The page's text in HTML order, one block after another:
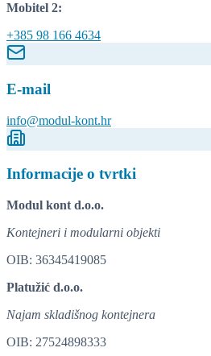
Mobitel 2:
+385 98 166 4634
E-mail
info@modul-kont.hr
Informacije o tvrtki
Modul kont d.o.o.
Kontejneri i modularni objekti
OIB: 36345419085
Platužić d.o.o.
Najam skladišnog kontejnera
OIB: 27524898333